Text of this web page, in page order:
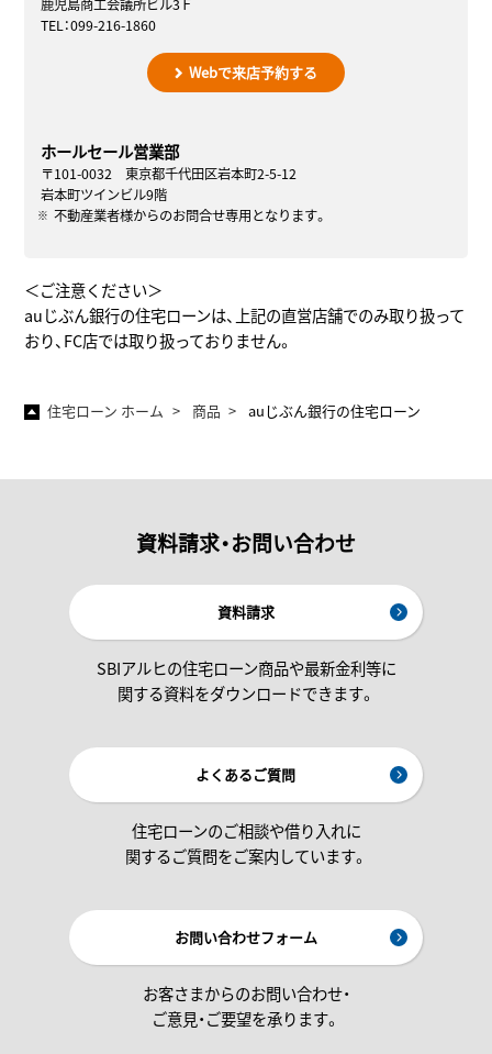
鹿児島商工会議所ビル3Ｆ
TEL：099-216-1860
Webで来店予約する
ホールセール営業部
〒101-0032 東京都千代田区岩本町2-5-12
岩本町ツインビル9階
不動産業者様からのお問合せ専用となります。
＜ご注意ください＞
auじぶん銀行の住宅ローンは、上記の直営店舗でのみ取り扱って
おり、FC店では取り扱っておりません。
住宅ローン ホーム 商品 auじぶん銀行の住宅ローン
資料請求・お問い合わせ
資料請求
SBIアルヒの住宅ローン商品や最新金利等に
関する資料をダウンロードできます。
よくあるご質問
住宅ローンのご相談や借り入れに
関するご質問をご案内しています。
お問い合わせフォーム
お客さまからのお問い合わせ・
ご意見・ご要望を承ります。